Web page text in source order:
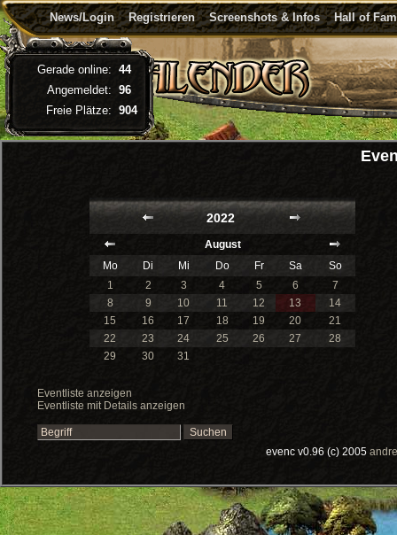
News/Login Registrieren Screenshots & Infos Hall of
2022
August
Mo
Di Mi Do Fr Sa
So
1
2 3 4 5 6
7
8
9 10 11 12 13
14
15
16 17 18 19 20
21
22
23 24 25 26 27
28
29
30 31
Eventliste anzeigen
Eventliste mit Details anzeigen
evenc v0.96 (c) 2005
Gerade online: 44
Angemeldet: 96
Freie Plätze: 904